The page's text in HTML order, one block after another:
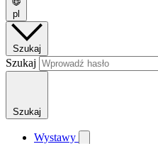
pl
Szukaj
Szukaj
Szukaj
Wystawy